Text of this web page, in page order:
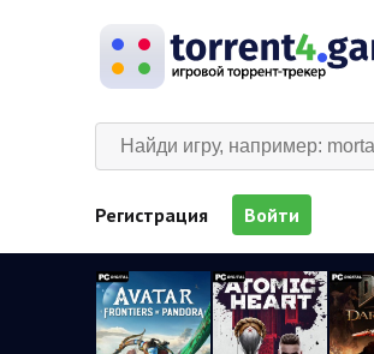
Регистрация Войти